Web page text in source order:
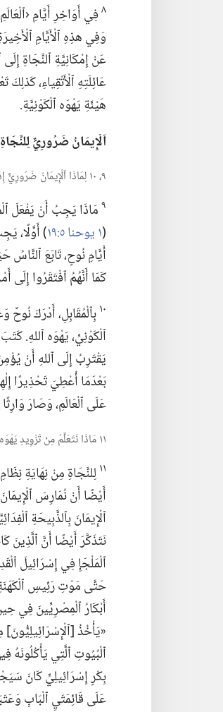
٨فِي أَوَاخِرِ أَيَّامِ
وَفِي هذِهِ ٱلْأَيَّامِ
عَنْ إِمْكَانِيَّةِ ٱلنَّجَاةِ
عَائِلَتِهِٱلْأَتْقِياءِ،‏
هَيْئَةِ يَهْوَه ٱلْكَوْنِيَّةِ.‏
اَلْإِيمَانُ ضَرُورِيٌّ لِلنَّجَاةِ
٩،‏ ١٠ لِمَاذَا ٱلْإِيمَانُ ضَرُورِيٌّ إِذَا أَرَدْنَا ٱلنَّجَاةَ مِنْ نِهَايَةِ نِظَامِ أَشْيَاءِ ٱلشَّيْطَانِ؟‏
٩مَاذَا يَجِبُ أَنْ يَفْعَلَ
(‏١ يوحنا ٥:‏١٩
‏)‏ أَوَّلًا،‏
أَيَّامِ نُوحٍ،‏ تَابَعَ ٱلنَّاسُ
كَمَا أَنَّهُمُ ٱفْتَقَرُوا إِلَى
١٠بِٱلْمُقَابِلِ،‏ أَدْرَكَ نُوحٌ
ٱلْكَوْنِيِّ،‏ يَهْوَه ٱللهِ.‏
يَقْتَرِبُ إِلَى ٱللهِ أَنْ
بَعْدَمَا أُعْطِيَ تَحْذِيرًا
عَلَى ٱلْعَالَمِ،‏ وَصَارَ
١١ مَاذَا نَتَعَلَّمُ مِنْ تَزْوِيدِ يَهْوَه ٱلْحِمَايَةَ فِي ٱلْمَاضِي؟‏
١١لِلنَّجَاةِ مِنْ نِهَايَةِ
أَيْضًا أَنْ نُمَارِسَ
ٱلْإِيمَانَ بِٱلذَّبِيحَةِ
نَتَذَكَّرَ أَيْضًا أَنَّ ٱلَّذِينَ
ٱلْمَلْجَإِ فِي إِسْرَائِيلَ
حَتَّى مَوْتِ رَئِيسِ
أَبْكَارُ ٱلْمِصْرِيِّينَ فِي
«يَأْخُذُ
ٱلْبُيُوتِ ٱلَّتِي يَأْكُلُونَهُ
بِكْرٍ إِسْرَائِيلِيٍّ كَانَ
عَلَى قَائِمَتَيِ ٱلْبَابِ